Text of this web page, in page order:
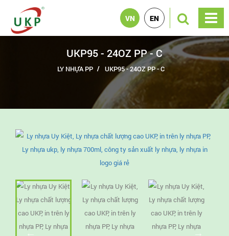
VN EN
UKP95 - 24OZ PP - C
LY NHỰA PP UKP95 - 24OZ PP - C